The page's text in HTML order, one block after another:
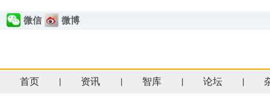
微信 微博
首页 资讯 智库 论坛